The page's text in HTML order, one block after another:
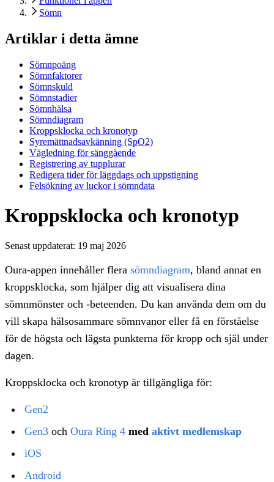
Sömn
Artiklar i detta ämne
Sömnpoäng
Sömnfaktorer
Sömnskuld
Sömnstadier
Sömnhälsa
Sömndiagram
Kroppsklocka och kronotyp
Syremättnadsavkänning (SpO2)
Vägledning för sänggående
Registrering av tupplurar
Redigera tider för läggdags och uppstigning
Felsökning av luckor i sömndata
Kroppsklocka och kronotyp
Senast uppdaterat: 19 maj 2026
Oura-appen innehåller flera sömndiagram, bland annat en
kroppsklocka, som hjälper dig att visualisera dina
sömnmönster och -beteenden. Du kan använda dem om du
vill skapa hälsosammare sömnvanor eller få en förståelse
för de högsta och lägsta punkterna för kropp och själ under
dagen.
Kroppsklocka och kronotyp är tillgängliga för:
Gen2
Gen3 och Oura Ring 4 med aktivt medlemskap
iOS
Android